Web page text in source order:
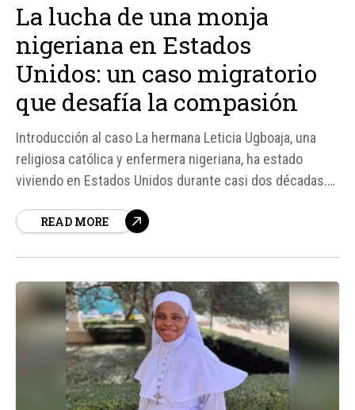
La lucha de una monja
nigeriana en Estados
Unidos: un caso migratorio
que desafía la compasión
Introducción al caso La hermana Leticia Ugboaja, una
religiosa católica y enfermera nigeriana, ha estado
viviendo en Estados Unidos durante casi dos décadas.
debido a un caso migratorio que ha atraído la atención
READ MORE